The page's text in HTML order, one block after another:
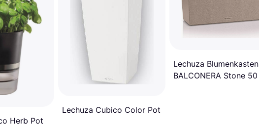
Herb Pot
Lechuza Cubico Color Pot
Lechuza Blumenkasten
BALCONERA Stone 50